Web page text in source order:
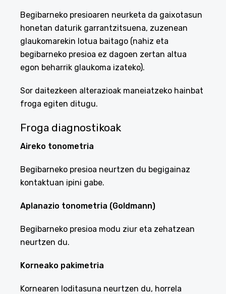
Begibarneko presioaren neurketa da gaixotasun
honetan daturik garrantzitsuena, zuzenean
glaukomarekin lotua baitago (nahiz eta
begibarneko presioa ez dagoen zertan altua
egon beharrik glaukoma izateko).
Sor daitezkeen alterazioak maneiatzeko hainbat
froga egiten ditugu.
Froga diagnostikoak
Aireko tonometria
Begibarneko presioa neurtzen du begigainaz
kontaktuan ipini gabe.
Aplanazio tonometria (Goldmann)
Begibarneko presioa modu ziur eta zehatzean
neurtzen du.
Korneako pakimetria
Kornearen loditasuna neurtzen du, horrela